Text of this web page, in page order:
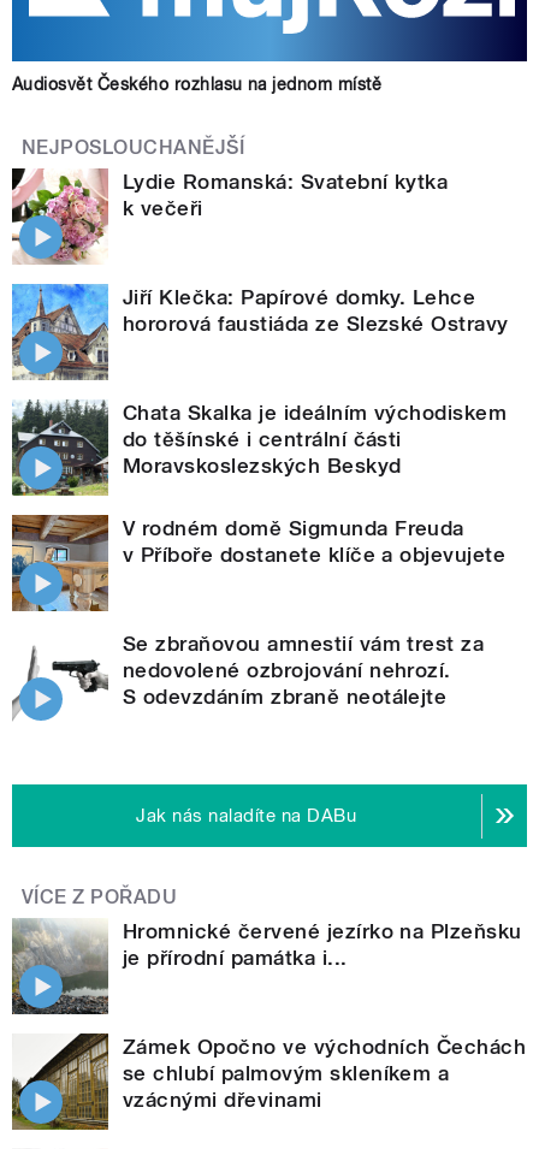
Audiosvět Českého rozhlasu na jednom místě
NEJPOSLOUCHANĚJŠÍ
Lydie Romanská: Svatební kytka
k večeři
Jiří Klečka: Papírové domky. Lehce
hororová faustiáda ze Slezské Ostravy
Chata Skalka je ideálním východiskem
do těšínské i centrální části
Moravskoslezských Beskyd
V rodném domě Sigmunda Freuda
v Příboře dostanete klíče a objevujete
Se zbraňovou amnestií vám trest za
nedovolené ozbrojování nehrozí.
S odevzdáním zbraně neotálejte
Jak nás naladíte na DABu
VÍCE Z POŘADU
Hromnické červené jezírko na Plzeňsku
je přírodní památka i...
Zámek Opočno ve východních Čechách
se chlubí palmovým skleníkem a
vzácnými dřevinami